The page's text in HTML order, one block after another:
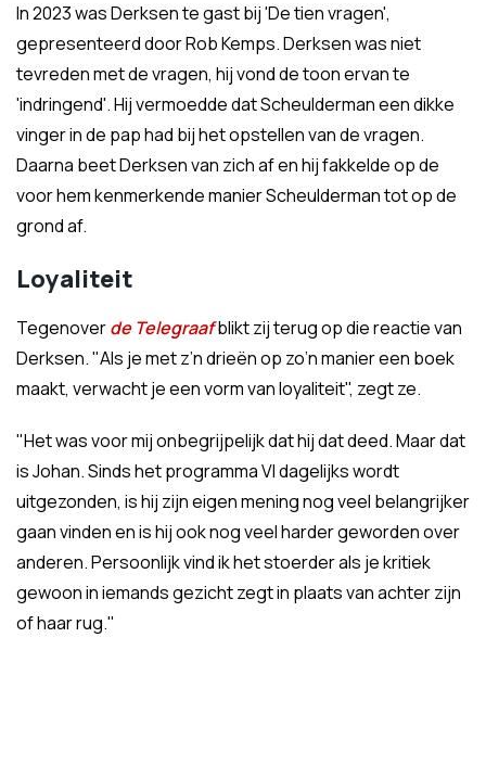
In 2023 was Derksen te gast bij 'De tien vragen',
gepresenteerd door Rob Kemps. Derksen was niet
tevreden met de vragen, hij vond de toon ervan te
'indringend'. Hij vermoedde dat Scheulderman een dikke
vinger in de pap had bij het opstellen van de vragen.
Daarna beet Derksen van zich af en hij fakkelde op de
voor hem kenmerkende manier Scheulderman tot op de
grond af.
Loyaliteit
Tegenoverde Telegraafblikt zij terug op die reactie van
Derksen. "Als je met z’n drieën op zo’n manier een boek
maakt, verwacht je een vorm van loyaliteit", zegt ze.
"Het was voor mij onbegrijpelijk dat hij dat deed. Maar dat
is Johan. Sinds het programma VI dagelijks wordt
uitgezonden, is hij zijn eigen mening nog veel belangrijker
gaan vinden en is hij ook nog veel harder geworden over
anderen. Persoonlijk vind ik het stoerder als je kritiek
gewoon in iemands gezicht zegt in plaats van achter zijn
of haar rug."